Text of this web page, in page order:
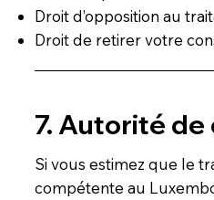
Droit d’opposition au
Droit de retirer votre
7. Autorité
Si vous estimez que le
compétente au